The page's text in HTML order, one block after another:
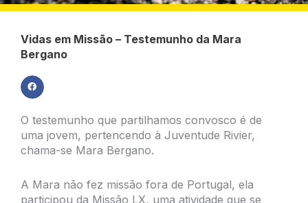
Vidas em Missão – Testemunho da Mara
Bergano
O testemunho que partilhamos convosco é de
uma jovem, pertencendo à Juventude Rivier,
chama-se Mara Bergano.
A Mara não fez missão fora de Portugal, ela
participou da Missão LX, uma atividade que se